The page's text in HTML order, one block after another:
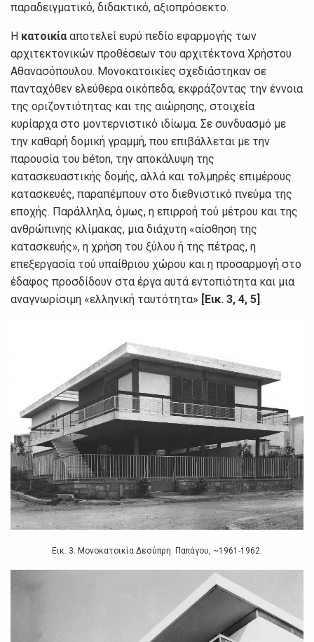
παραδειγματικό, διδακτικό, αξιοπρόσεκτο.
Η κατοικίααποτελεί ευρύ πεδίο εφαρμογής των
αρχιτεκτονικών προθέσεων του αρχιτέκτονα Χρήστου
Αθανασόπουλου. Μονοκατοικίες σχεδιάστηκαν σε
πανταχόθεν ελεύθερα οικόπεδα, εκφράζοντας την έννοια
της οριζοντιότητας και της αιώρησης, στοιχεία
κυρίαρχα στο μοντερνιστικό ιδίωμα. Σε συνδυασμό με
την καθαρή δομική γραμμή, που επιβάλλεται με την
παρουσία του béton, την αποκάλυψη της
κατασκευαστικής δομής, αλλά και τολμηρές επιμέρους
κατασκευές, παραπέμπουν στο διεθνιστικό πνεύμα της
εποχής. Παράλληλα, όμως, η επιρροή τού μέτρου και της
ανθρώπινης κλίμακας, μια διάχυτη «αίσθηση της
κατασκευής», η χρήση του ξύλου ή της πέτρας, η
επεξεργασία τού υπαίθριου χώρου και η προσαρμογή στο
έδαφος προσδίδουν στα έργα αυτά εντοπιότητα και μια
αναγνωρίσιμη «ελληνική ταυτότητα» [Εικ. 3, 4, 5].
Εικ. 3. Μονοκατοικία Δεσύπρη. Παπάγου, ~1961-1962.